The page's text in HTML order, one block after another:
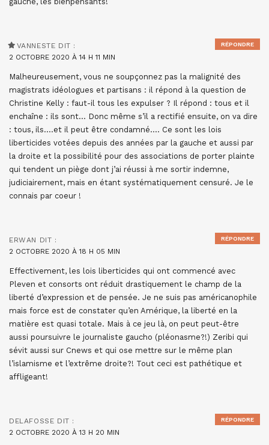
VANNESTE DIT :
2 OCTOBRE 2020 À 14 H 11 MIN
Malheureusement, vous ne soupçonnez pas la malignité des
magistrats idéologues et partisans : il répond à la question de
Christine Kelly : faut-il tous les expulser ? Il répond : tous et il
enchaîne : ils sont… Donc même s’il a rectifié ensuite, on va dire
: tous, ils….et il peut être condamné…. Ce sont les lois
liberticides votées depuis des années par la gauche et aussi par
la droite et la possibilité pour des associations de porter plainte
qui tendent un piège dont j’ai réussi à me sortir indemne,
judiciairement, mais en étant systématiquement censuré. Je le
connais par coeur !
RÉPONDRE
ERWAN DIT :
2 OCTOBRE 2020 À 18 H 05 MIN
Effectivement, les lois liberticides qui ont commencé avec
Pleven et consorts ont réduit drastiquement le champ de la
liberté d’expression et de pensée. Je ne suis pas américanophile
mais force est de constater qu’en Amérique, la liberté en la
matière est quasi totale. Mais à ce jeu là, on peut peut-être
aussi poursuivre le journaliste gaucho (pléonasme?!) Zeribi qui
sévit aussi sur Cnews et qui ose mettre sur le même plan
l’islamisme et l’extrême droite?! Tout ceci est pathétique et
affligeant!
RÉPONDRE
DELAFOSSE DIT :
2 OCTOBRE 2020 À 13 H 20 MIN
RÉPONDRE